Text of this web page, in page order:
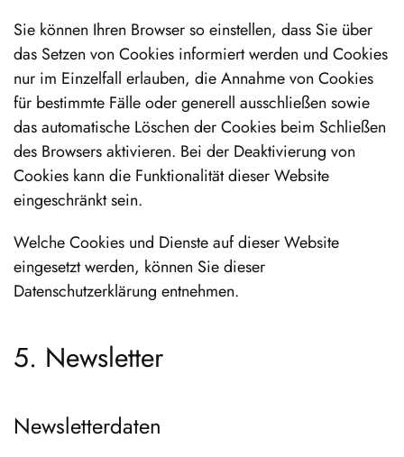
Sie können Ihren Browser so einstellen, dass Sie über
das Setzen von Cookies informiert werden und Cookies
nur im Einzelfall erlauben, die Annahme von Cookies
für bestimmte Fälle oder generell ausschließen sowie
das automatische Löschen der Cookies beim Schließen
des Browsers aktivieren. Bei der Deaktivierung von
Cookies kann die Funktionalität dieser Website
eingeschränkt sein.
Welche Cookies und Dienste auf dieser Website
eingesetzt werden, können Sie dieser
Datenschutzerklärung entnehmen.
5. Newsletter
Newsletter­daten